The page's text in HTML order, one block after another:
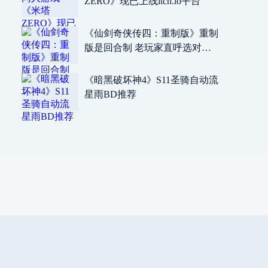
《仙剑奇侠传四：重制版》重制
版是回合制 老玩家直呼选对
《暗黑破坏神4》S11圣骑自动流
星雨BD推荐